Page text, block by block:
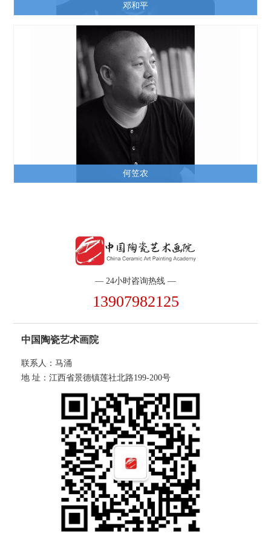
邓和平
何笠农
— 24小时咨询热线 —
13907982125
中国陶瓷艺术画院
联系人：马涌
地 址：江西省景德镇莲社北路199-200号